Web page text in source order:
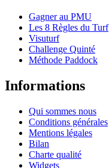
Gagner au PMU
Les 8 Règles du Turf
Visuturf
Challenge Quinté
Méthode Paddock
Informations
Qui sommes nous
Conditions générales
Mentions légales
Bilan
Charte qualité
Widgets